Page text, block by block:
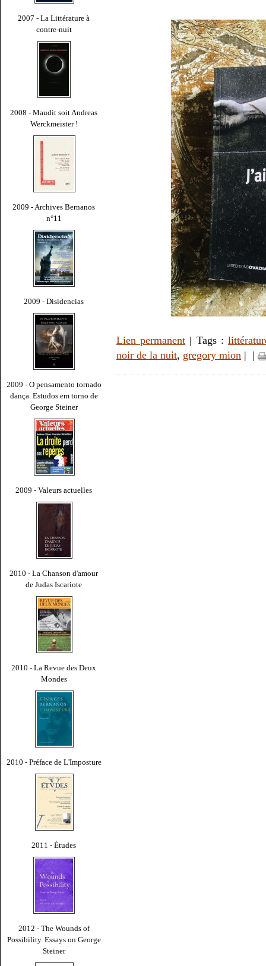
2007 - La Littérature à
contre-nuit
2008 - Maudit soit Andreas
Werckmeister !
2009 - Archives Bernanos
n°11
2009 - Disidencias
2009 - O pensamento tornado
dança. Estudos em torno de
George Steiner
2009 - Valeurs actuelles
2010 - La Chanson d'amour
de Judas Iscariote
2010 - La Revue des Deux
Mondes
2010 - Préface de L'Imposture
2011 - Études
2012 - The Wounds of
Possibility. Essays on George
Steiner
Lien permanent | Tags :
noir de la nuit, gregory mion | |